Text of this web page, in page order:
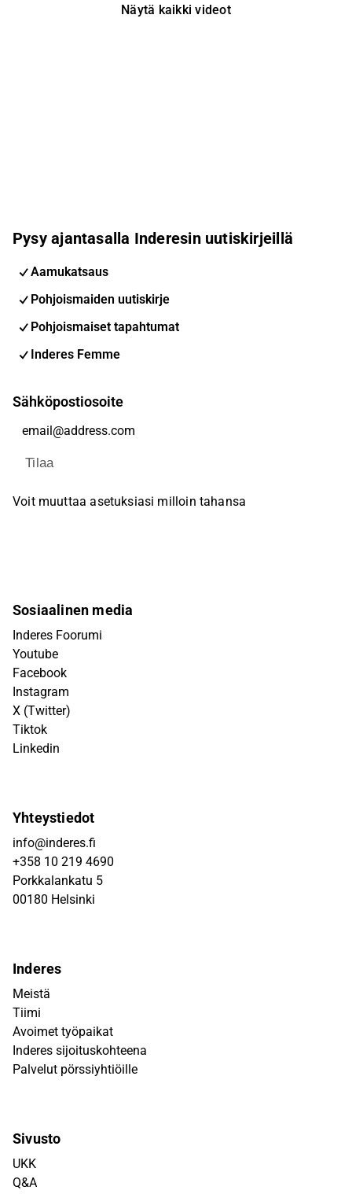
Näytä kaikki videot
Pysy ajantasalla Inderesin uutiskirjeillä
Aamukatsaus
Pohjoismaiden uutiskirje
Pohjoismaiset tapahtumat
Inderes Femme
Sähköpostiosoite
Tilaa
Voit muuttaa asetuksiasi milloin tahansa
Sosiaalinen media
Inderes Foorumi
Youtube
Facebook
Instagram
X (Twitter)
Tiktok
Linkedin
Yhteystiedot
info@inderes.fi
+358 10 219 4690
Porkkalankatu 5
00180 Helsinki
Inderes
Meistä
Tiimi
Avoimet työpaikat
Inderes sijoituskohteena
Palvelut pörssiyhtiöille
Sivusto
UKK
Q&A